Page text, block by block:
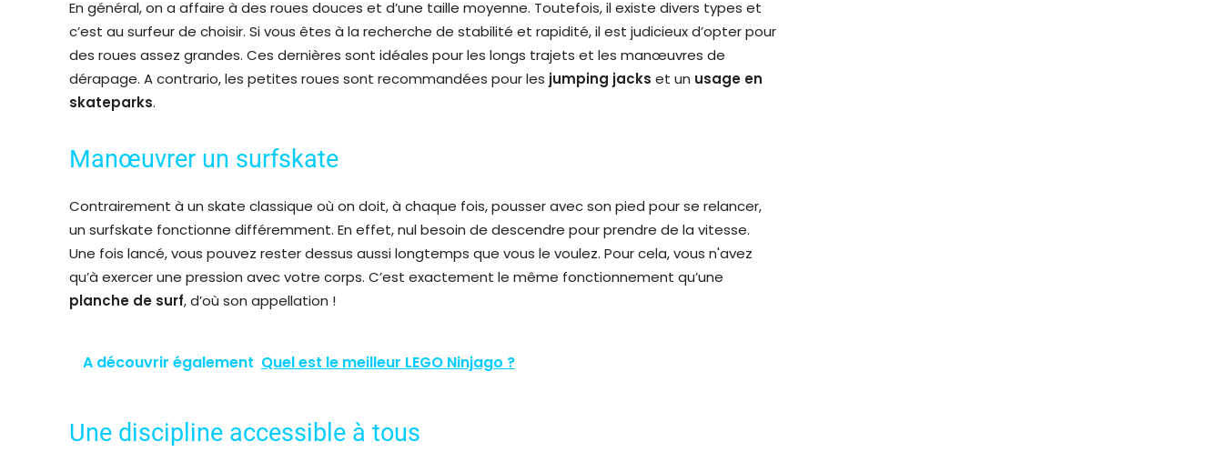
En général, on a affaire à des roues douces et d’une taille moyenne. Toutefois, il existe divers types et
c’est au surfeur de choisir. Si vous êtes à la recherche de stabilité et rapidité, il est judicieux d’opter pour
des roues assez grandes. Ces dernières sont idéales pour les longs trajets et les manœuvres de
dérapage. A contrario, les petites roues sont recommandées pour les jumping jacks et un usage en
skateparks.
Manœuvrer un surfskate
Contrairement à un skate classique où on doit, à chaque fois, pousser avec son pied pour se relancer,
un surfskate fonctionne différemment. En effet, nul besoin de descendre pour prendre de la vitesse.
Une fois lancé, vous pouvez rester dessus aussi longtemps que vous le voulez. Pour cela, vous n'avez
qu’à exercer une pression avec votre corps. C’est exactement le même fonctionnement qu’une
planche de surf, d’où son appellation !
A découvrir également Quel est le meilleur LEGO Ninjago ?
Une discipline accessible à tous